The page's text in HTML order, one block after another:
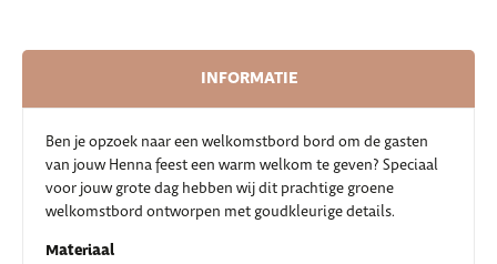
INFORMATIE
Ben je opzoek naar een welkomstbord bord om de gasten
van jouw Henna feest een warm welkom te geven? Speciaal
voor jouw grote dag hebben wij dit prachtige groene
welkomstbord ontworpen met goudkleurige details.
Materiaal